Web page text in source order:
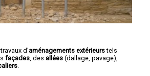
d'aménagements extérieurstels
façades , des allées (dallage, pavage),